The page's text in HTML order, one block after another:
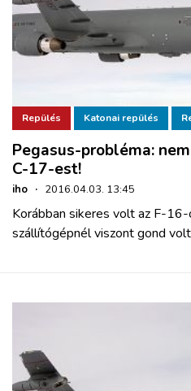
Repülés Katonai repülés
Pegasus-probléma:
C-17-est!
iho · 2016.04.03. 13:45
Korábban sikeres volt az F-
szállítógépnél viszont gond